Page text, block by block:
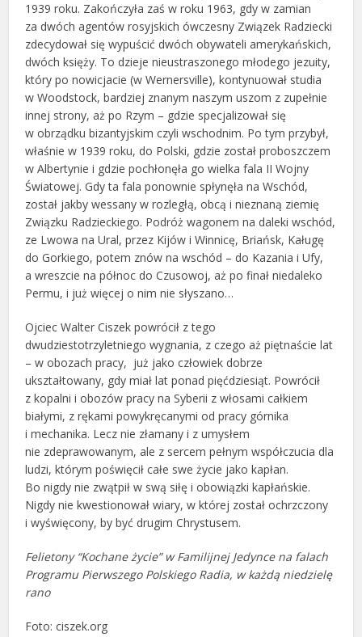
1939 roku. Zakończyła zaś w roku 1963, gdy w zamian
za dwóch agentów rosyjskich ówczesny Związek Radziecki
zdecydował się wypuścić dwóch obywateli amerykańskich,
dwóch księży. To dzieje nieustraszonego młodego jezuity,
który po nowicjacie (w Wernersville), kontynuował studia
w Woodstock, bardziej znanym naszym uszom z zupełnie
innej strony, aż po Rzym – gdzie specjalizował się
w obrządku bizantyjskim czyli wschodnim. Po tym przybył,
właśnie w 1939 roku, do Polski, gdzie został proboszczem
w Albertynie i gdzie pochłonęła go wielka fala II Wojny
Światowej. Gdy ta fala ponownie spłynęła na Wschód,
został jakby wessany w rozległą, obcą i nieznaną ziemię
Związku Radzieckiego. Podróż wagonem na daleki wschód,
ze Lwowa na Ural, przez Kijów i Winnicę, Briańsk, Kaługę
do Gorkiego, potem znów na wschód – do Kazania i Ufy,
a wreszcie na północ do Czusowoj, aż po finał niedaleko
Permu, i już więcej o nim nie słyszano…
Ojciec Walter Ciszek powrócił z tego
dwudziestotrzyletniego wygnania, z czego aż piętnaście lat
– w obozach pracy, już jako człowiek dobrze
ukształtowany, gdy miał lat ponad pięćdziesiąt. Powrócił
z kopalni i obozów pracy na Syberii z włosami całkiem
białymi, z rękami powykręcanymi od pracy górnika
i mechanika. Lecz nie złamany i z umysłem
nie zdeprawowanym, ale z sercem pełnym współczucia dla
ludzi, którym poświęcił całe swe życie jako kapłan.
Bo nigdy nie zwątpił w swą siłę i obowiązki kapłańskie.
Nigdy nie kwestionował wiary, w której został ochrzczony
i wyświęcony, by być drugim Chrystusem.
Felietony “Kochane życie” w Familijnej Jedynce na falach
Programu Pierwszego Polskiego Radia, w każdą niedzielę
rano
Foto: ciszek.org